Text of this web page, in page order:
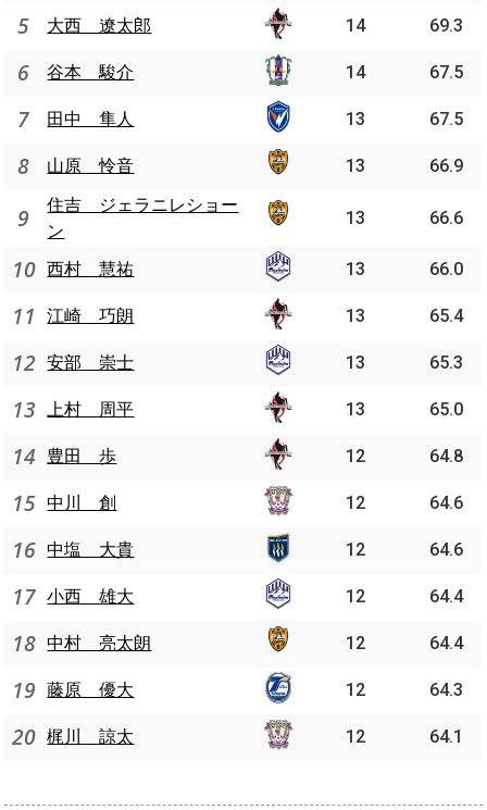
5 大西 遼太郎 14 69.3
6 谷本 駿介 14 67.5
7 田中 隼人 13 67.5
8 山原 怜音 13 66.9
9
住吉 ジェラニレショー
ン
13 66.6
10 西村 慧祐 13 66.0
11 江崎 巧朗 13 65.4
12 安部 崇士 13 65.3
13 上村 周平 13 65.0
14 豊田 歩 12 64.8
15 中川 創 12 64.6
16 中塩 大貴 12 64.6
17 小西 雄大 12 64.4
18 中村 亮太朗 12 64.4
19 藤原 優大 12 64.3
20 梶川 諒太 12 64.1